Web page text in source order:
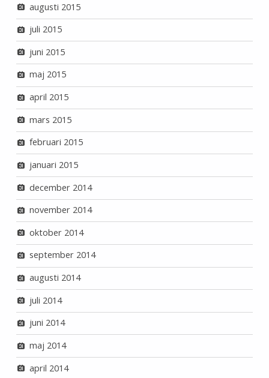
augusti 2015
juli 2015
juni 2015
maj 2015
april 2015
mars 2015
februari 2015
januari 2015
december 2014
november 2014
oktober 2014
september 2014
augusti 2014
juli 2014
juni 2014
maj 2014
april 2014